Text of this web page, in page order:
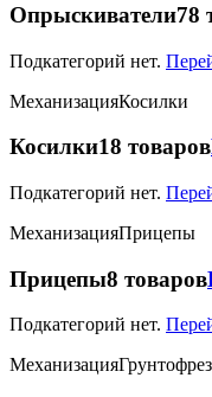
Опрыскиватели78
Подкатегорий нет.
МеханизацияКосилки
Косилки18 товаров
Подкатегорий нет.
МеханизацияПрицепы
Прицепы8 товаров
Подкатегорий нет.
Механизация